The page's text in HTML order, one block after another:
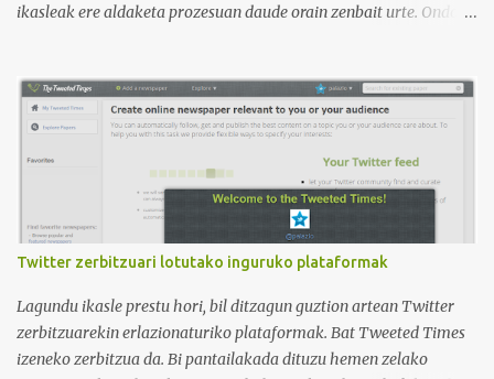
ikasleak ere aldaketa prozesuan daude orain zenbait urte. Ondoko
Ikusi diferentziak eta ausnartu irudiari so eginez.
Twitter zerbitzuari lotutako inguruko plataformak
Lagundu ikasle prestu hori, bil ditzagun guztion artean Twitter
zerbitzuarekin erlazionaturiko plataformak. Bat Tweeted Times
izeneko zerbitzua da. Bi pantailakada dituzu hemen zelako